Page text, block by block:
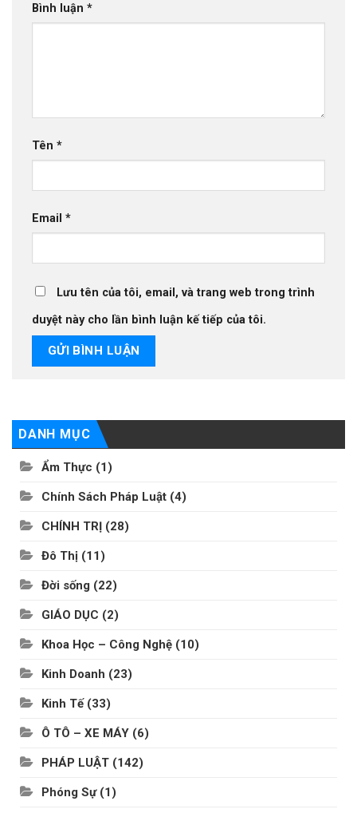
Bình luận *
Tên *
Email *
Lưu tên của tôi, email, và trang web trong trình
duyệt này cho lần bình luận kế tiếp của tôi.
DANH MỤC
Ẩm Thực (1)
Chính Sách Pháp Luật (4)
CHÍNH TRỊ (28)
Đô Thị (11)
Đời sống (22)
GIÁO DỤC (2)
Khoa Học – Công Nghệ (10)
Kinh Doanh (23)
Kinh Tế(33)
Ô TÔ – XE MÁY (6)
PHÁP LUẬT (142)
Phóng Sự(1)